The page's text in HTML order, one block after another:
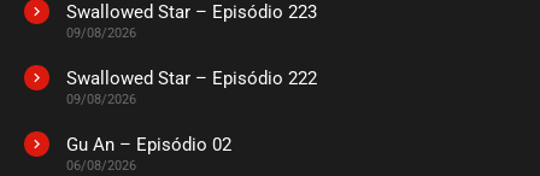
ASSISTIDO
ASSISTIDO
EPISÓDIO 04
Swallowed Star – Episódio 223
09/08/2026
Swallowed Star – Episódio 222
09/08/2026
Gu An – Episódio 02
06/08/2026